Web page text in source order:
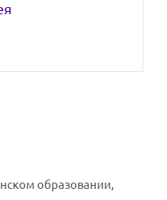
образовании,